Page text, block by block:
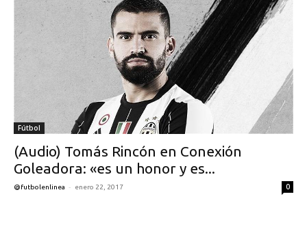
Fútbol
(Audio) Tomás Rincón en Conexión
Goleadora: «es un honor y es...
@futbolenlinea - enero 22, 2017 0